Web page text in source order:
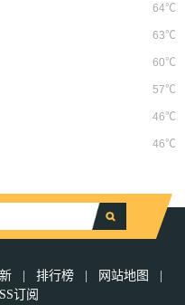
64℃
63℃
60℃
57℃
46℃
46℃
排行榜 网站地图
订阅